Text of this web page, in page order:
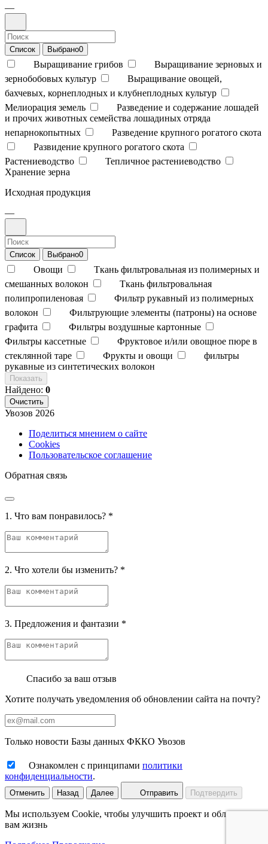
—
Список Выбрано0
Выращивание грибов
Выращивание зерновых и
зернобобовых культур
Выращивание овощей,
бахчевых, корнеплодных и клубнеплодных культур
Мелиорация земель
Разведение и содержание лошадей
и прочих животных семейства лошадиных отряда
непарнокопытных
Разведение крупного рогатого скота
Развидение крупного рогатого скота
Растениеводство
Тепличное растениеводство
Хранение зерна
Исходная продукция
—
Список Выбрано0
Овощи
Ткань фильтровальная из полимерных и
смешанных волокон
Ткань фильтровальная
полипропиленовая
Фильтр рукавный из полимерных
волокон
Фильтрующие элементы (патроны) на основе
графита
Фильтры воздушные картонные
Фильтры кассетные
Фруктовое и/или овощное пюре в
стеклянной таре
Фрукты и овощи
фильтры
рукавные из синтетических волокон
Показать
Найдено: 0
Очистить
Увозов 2026
Поделиться мнением о сайте
Cookies
Пользовательское соглашение
Обратная связь
1. Что вам понравилось? *
2. Что хотели бы изменить? *
3. Предложения и фантазии *
Спасибо за ваш отзыв
Хотите получать уведомления об обновлении сайта на почту?
Только новости Базы данных ФККО Увозов
Ознакомлен с принципами политики
конфиденциальности.
Отменить Назад Далее Отправить Подтвердить
Мы используем Cookie, чтобы улучшить проект и облегчить
вам жизнь